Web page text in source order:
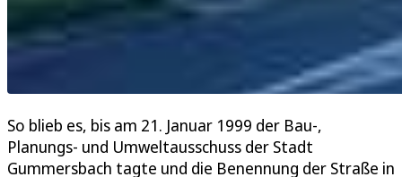
So blieb es, bis am 21. Januar 1999 der Bau-,
Planungs- und Umweltausschuss der Stadt
Gummersbach tagte und die Benennung der Straße in